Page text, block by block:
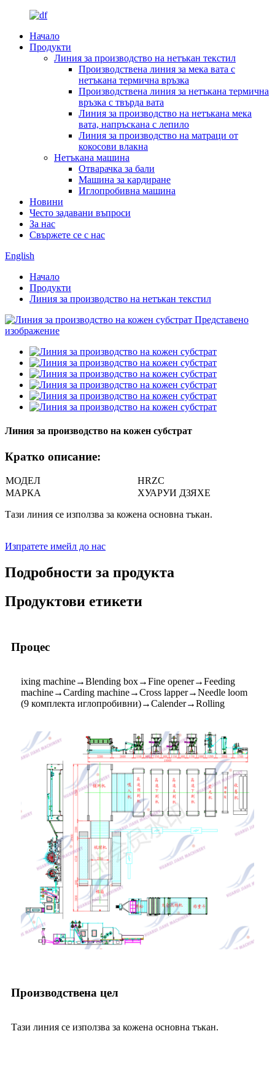
Начало
Продукти
Линия за производство на нетъкан текстил
Производствена линия за мека вата с
нетъкана термична връзка
Производствена линия за нетъкана термична
връзка с твърда вата
Линия за производство на нетъкана мека
вата, напръскана с лепило
Линия за производство на матраци от
кокосови влакна
Нетъкана машина
Отварачка за бали
Машина за кардиране
Иглопробивна машина
Новини
Често задавани въпроси
За нас
Свържете се с нас
English
Начало
Продукти
Линия за производство на нетъкан текстил
Линия за производство на кожен субстрат
Кратко описание:
МОДЕЛ
HRZC
МАРКА
ХУАРУИ ДЗЯХЕ
Тази линия се използва за кожена основна тъкан.
Изпратете имейл до нас
Подробности за продукта
Продуктови етикети
Процес
ixing machine→Blending box→Fine opener→Feeding
machine→Carding machine→Cross lapper→Needle loom
(9 комплекта иглопробивни)→Calender→Rolling
Производствена цел
Тази линия се използва за кожена основна тъкан.